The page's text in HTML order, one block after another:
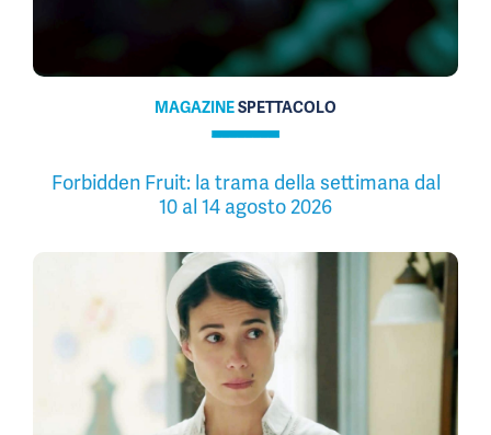
MAGAZINESPETTACOLO
Forbidden Fruit: la trama della settimana dal
10 al 14 agosto 2026